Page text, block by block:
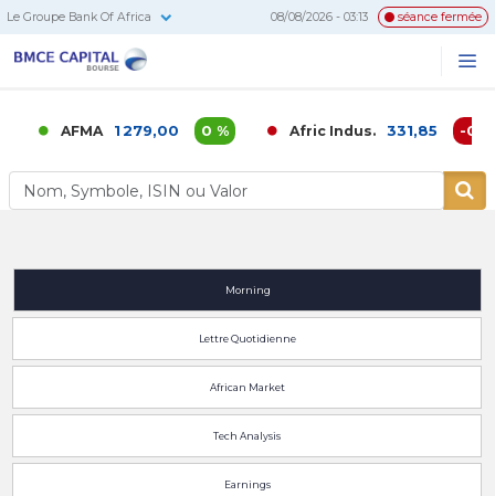
Le Groupe Bank Of Africa 08/08/2026 - 03:13 séance fermée
AFMA 1 279,00 0 % Afric Indus. 331,85 -0,02
Morning
Lettre Quotidienne
African Market
Tech Analysis
Earnings